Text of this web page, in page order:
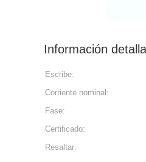
Información
Escribe:
Corriente nominal:
Fase:
Certificado:
Resaltar: